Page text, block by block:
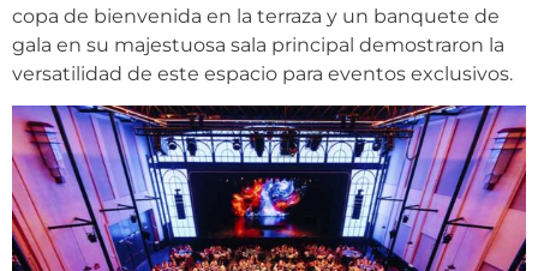
copa de bienvenida en la terraza y un banquete de
gala en su majestuosa sala principal demostraron la
versatilidad de este espacio para eventos exclusivos.